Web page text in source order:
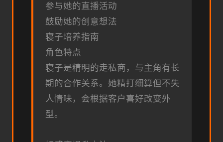
参与她的直播活动
鼓励她的创意想法
寝子培养指南
角色特点
寝子是精明的走私商，与主角有长
期的合作关系。她精打细算但不失
人情味，会根据客户喜好改变外
型。